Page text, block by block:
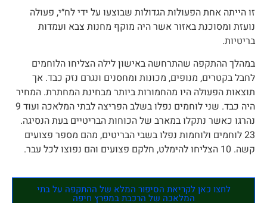
זו הייתה אחת הפעולות הגדולות שבוצעו על ידי לח״י, פעולה
נועזת ומסוכנת באזור אשר היה מוקף מחנות צבא ועמדות
בריטיות.
במהלך ההתקפה שהתרחשה באישון לילה הצליחו הלוחמים
לחבל בקטרים, מנופים, מכונות ומחסנים ונגרם נזק כבד. אך
תוצאות הפעולה היו מהחמורות ביותר מבחינת המחתרת. המחיר
היה כבד. שני לוחמים נפלו בשלב הפריצה לבתי המלאכה ועוד 9
נהרגו כאשר נתקלו במארב של הכוחות הבריטיים בעת הנסיגה.
23 לוחמים ולוחמות נפלו בשבי הבריטים, מהם מספר פצועים
קשה. 10 הצליחו להימלט, חלקם פצועים והם נפוצו לכל עבר.
לחצו כאן לקריאת הסיפור המלא של ההתקפה על בתי
המלאכה של הרכבת במפרץ חיפה